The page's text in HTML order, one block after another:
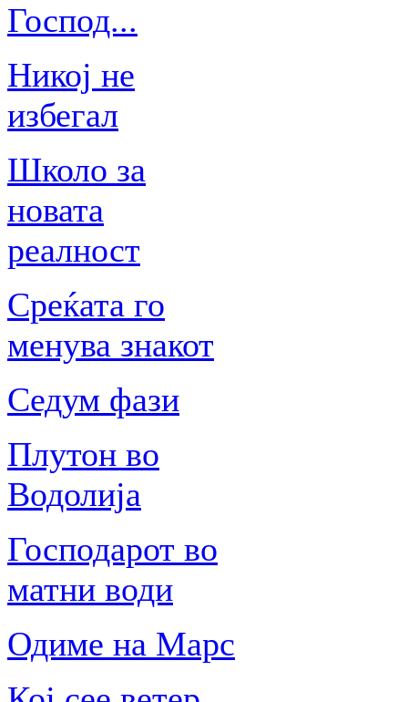
Господ...
Никој не
избегал
Школо за
новата
реалност
Среќата го
менува знакот
Седум фази
Плутон во
Водолија
Господарот во
матни води
Одиме на Марс